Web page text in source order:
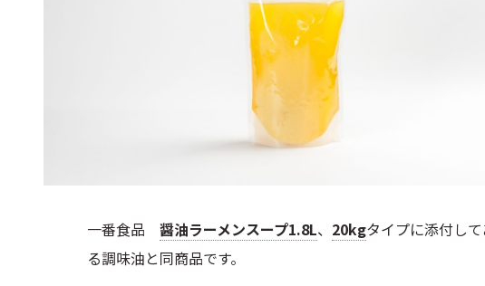
一番食品 醤油ラーメンスープ1.8L、 20kgタイプに添付して
る調味油と同商品です。